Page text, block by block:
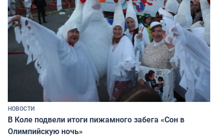
НОВОСТИ
В Коле подвели итоги пижамного забега «Сон в
Олимпийскую ночь»